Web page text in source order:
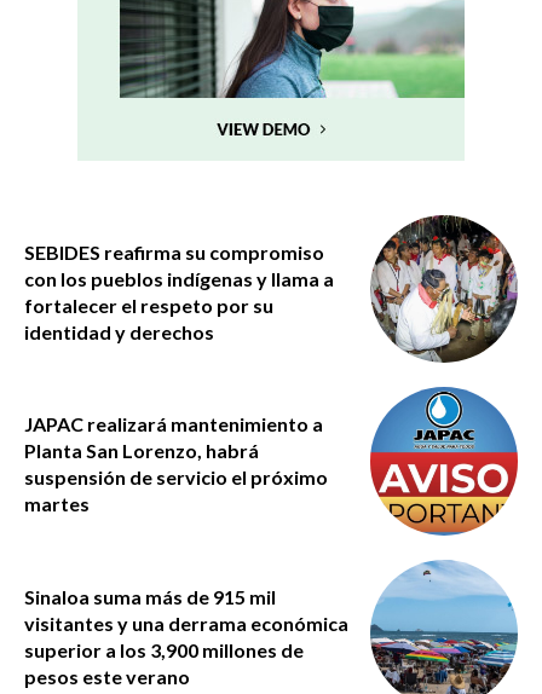
SEBIDES reafirma su compromiso
con los pueblos indígenas y llama a
fortalecer el respeto por su
identidad y derechos
JAPAC realizará mantenimiento a
Planta San Lorenzo, habrá
suspensión de servicio el próximo
martes
Sinaloa suma más de 915 mil
visitantes y una derrama económica
superior a los 3,900 millones de
pesos este verano